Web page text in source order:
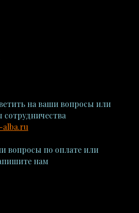
на ваши вопросы или
сотрудничества
alba.ru
вопросы по оплате или
нам